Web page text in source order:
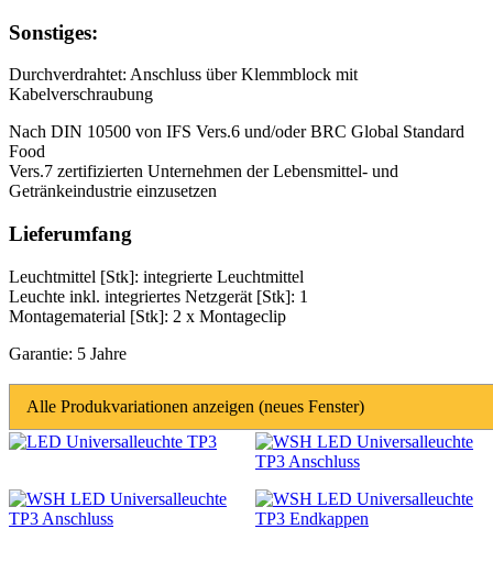
Sonstiges:
Durchverdrahtet: Anschluss über Klemmblock mit
Kabelverschraubung
Nach DIN 10500 von IFS Vers.6 und/oder BRC Global Standard
Food
Vers.7 zertifizierten Unternehmen der Lebensmittel- und
Getränkeindustrie einzusetzen
Lieferumfang
Leuchtmittel [Stk]: integrierte Leuchtmittel
Leuchte inkl. integriertes Netzgerät [Stk]: 1
Montagematerial [Stk]: 2 x Montageclip
Garantie: 5 Jahre
Alle Produkvariationen anzeigen (neues Fenster)